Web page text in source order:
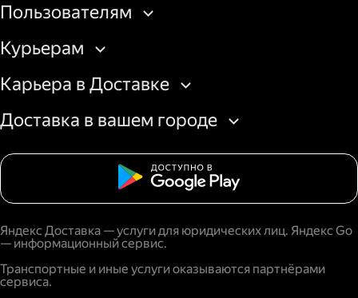
Пользователям
Курьерам
Карьера в Доставке
Доставка в вашем городе
Яндекс Доставка — услуги для юридических лиц. Яндекс Go
— информационный сервис.
Транспортные и иные услуги оказываются партнёрами
сервиса.